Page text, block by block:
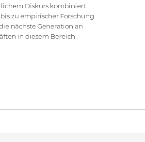
Diskurs kombiniert.
zu empirischer Forschung
nächste Generation an
in diesem Bereich